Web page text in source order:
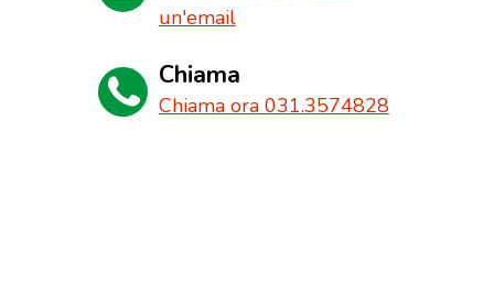
un'email
Chiama
Chiama ora 031.3574828